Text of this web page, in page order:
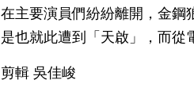
在主要演員們紛紛離開，金鋼
是也就此遭到「天啟」，而從
剪輯 吳佳峻